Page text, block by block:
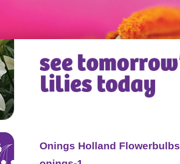
Onings Holland Flowerbulbs